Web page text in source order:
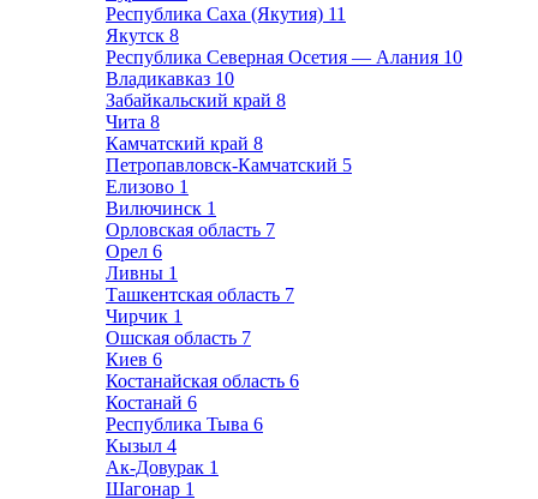
Республика Саха (Якутия) 11
Якутск 8
Республика Северная Осетия — Алания 10
Владикавказ 10
Забайкальский край 8
Чита 8
Камчатский край 8
Петропавловск-Камчатский 5
Елизово 1
Вилючинск 1
Орловская область 7
Орел 6
Ливны 1
Ташкентская область 7
Чирчик 1
Ошская область 7
Киев 6
Костанайская область 6
Костанай 6
Республика Тыва 6
Кызыл 4
Ак-Довурак 1
Шагонар 1